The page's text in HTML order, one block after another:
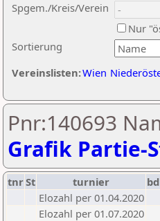
Sortierung
Spgem./Kreis/Verein
Nur
Vereinslisten:Wien
Pnr:140693
Grafik Partie-
tnrSt turnier
Elozahl per 01.04.2020
Elozahl per 01.07.2020